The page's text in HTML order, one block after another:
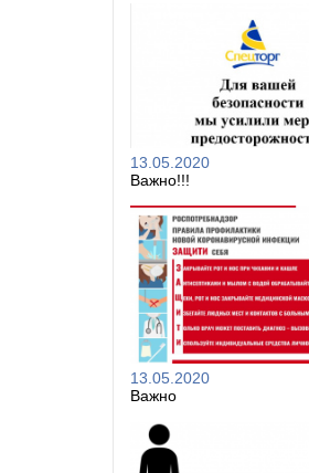
13.05.2020
Важно!!!
13.05.2020
Важно